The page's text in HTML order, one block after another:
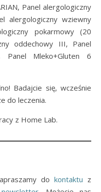
Panel alergologiczny
alergologiczny wziewny
pokarmowy (20
oddechowy III, Panel
Panel Mleko+Gluten 6
Badajcie się, wcześnie
do leczenia.
z Home Lab.
dokontaktu z